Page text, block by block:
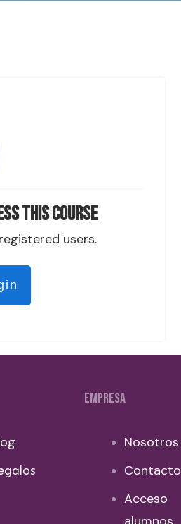
this course
users.
EMPRESA
Nosotros
Contacto
Acceso